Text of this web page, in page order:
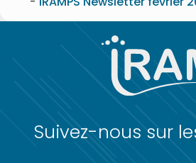
Suivez-nous sur